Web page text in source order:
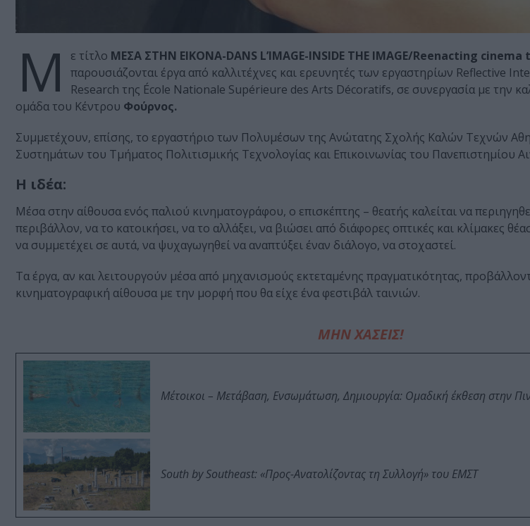
Μ ε τίτλο ΜΕΣΑ ΣΤΗΝ ΕΙΚΟΝΑ-DANS L’IMAGE-INSIDE THE IMAGE/Reenacting
παρουσιάζονται έργα από καλλιτέχνες και ερευνητές των εργαστηρίων Reflective
Research της École Nationale Supérieure des Arts Décoratifs, σε συνεργασία με την
ομάδα του Κέντρου Φούρνος.
Συμμετέχουν, επίσης, το εργαστήριο των Πολυμέσων της Ανώτατης Σχολής Καλών Τεχνών
Συστημάτων του Τμήματος Πολιτισμικής Τεχνολογίας και Επικοινωνίας του Πανεπιστημίου
Η ιδέα:
Μέσα στην αίθουσα ενός παλιού κινηματογράφου, ο επισκέπτης – θεατής καλείται να
περιβάλλον, να το κατοικήσει, να το αλλάξει, να βιώσει από διάφορες οπτικές και κλίμακες
να συμμετέχει σε αυτά, να ψυχαγωγηθεί να αναπτύξει έναν διάλογο, να στοχαστεί.
Τα έργα, αν και λειτουργούν μέσα από μηχανισμούς εκτεταμένης πραγματικότητας,
κινηματογραφική αίθουσα με την μορφή που θα είχε ένα φεστιβάλ ταινιών.
ΜΗΝ ΧΑΣΕΙΣ!
Μέτοικοι – Μετάβαση, Ενσωμάτωση, Δημιουργία: Ομαδική έκθεση στην
South by Southeast: «Προς-Ανατολίζοντας τη Συλλογή» του ΕΜΣΤ